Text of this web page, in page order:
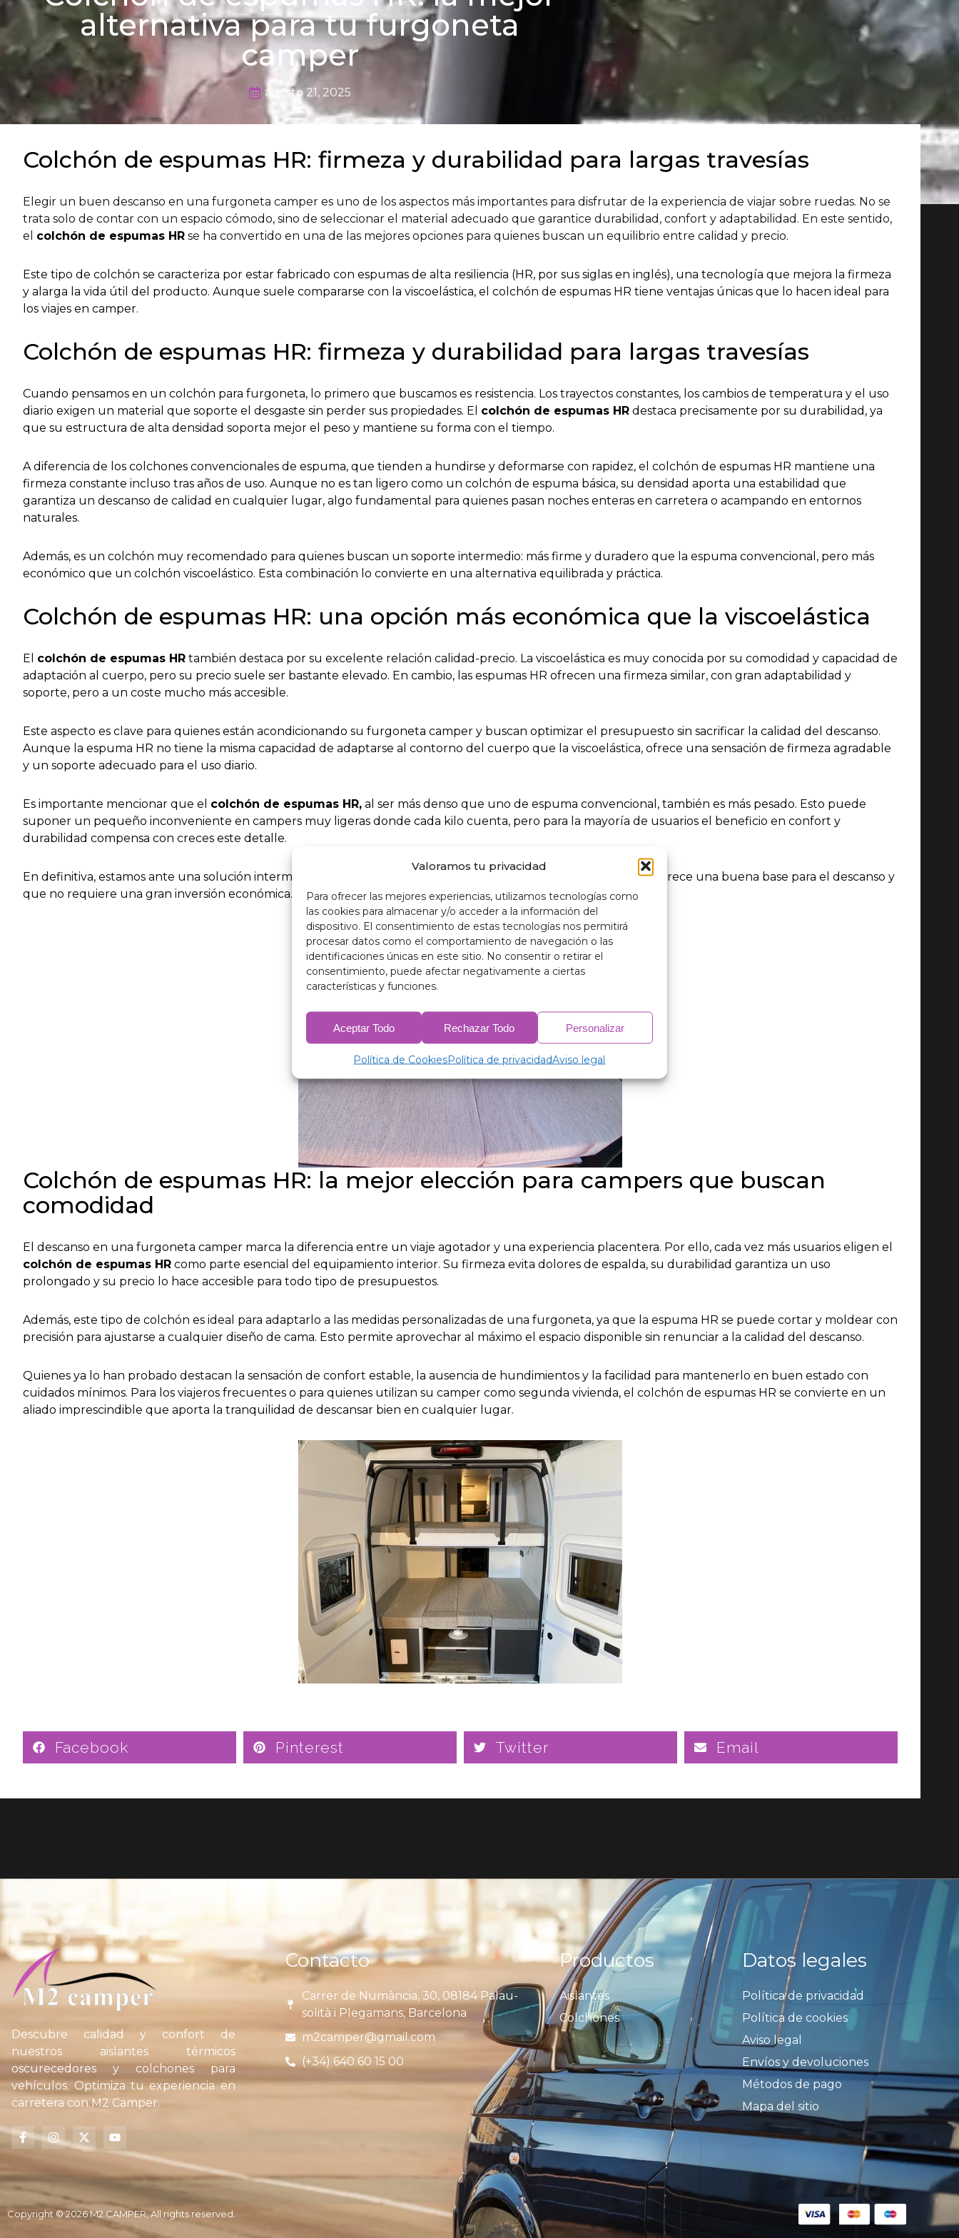
Valoramos tu privacidad
Para ofrecer las mejores experiencias, utilizamos tecnologías como
las cookies para almacenar y/o acceder a la información del
dispositivo. El consentimiento de estas tecnologías nos permitirá
procesar datos como el comportamiento de navegación o las
identificaciones únicas en este sitio. No consentir o retirar el
consentimiento, puede afectar negativamente a ciertas
características y funciones.
Aceptar Todo Rechazar Todo Personalizar
Política de CookiesPolítica de privacidadAviso legal
alternativa para tu furgoneta
camper
agosto 21, 2025
Colchón de espumas HR: firmeza y durabilidad para largas travesías
Elegir un buen descanso en una furgoneta camper es uno de los aspectos más importantes para disfrutar de la experiencia de viajar sobre ruedas. No se
trata solo de contar con un espacio cómodo, sino de seleccionar el material adecuado que garantice durabilidad, confort y adaptabilidad. En este sentido,
el colchón de espumas HR se ha convertido en una de las mejores opciones para quienes buscan un equilibrio entre calidad y precio.
Este tipo de colchón se caracteriza por estar fabricado con espumas de alta resiliencia (HR, por sus siglas en inglés), una tecnología que mejora la firmeza
y alarga la vida útil del producto. Aunque suele compararse con la viscoelástica, el colchón de espumas HR tiene ventajas únicas que lo hacen ideal para
los viajes en camper.
Colchón de espumas HR: firmeza y durabilidad para largas travesías
Cuando pensamos en un colchón para furgoneta, lo primero que buscamos es resistencia. Los trayectos constantes, los cambios de temperatura y el uso
diario exigen un material que soporte el desgaste sin perder sus propiedades. El colchón de espumas HR destaca precisamente por su durabilidad, ya
que su estructura de alta densidad soporta mejor el peso y mantiene su forma con el tiempo.
A diferencia de los colchones convencionales de espuma, que tienden a hundirse y deformarse con rapidez, el colchón de espumas HR mantiene una
firmeza constante incluso tras años de uso. Aunque no es tan ligero como un colchón de espuma básica, su densidad aporta una estabilidad que
garantiza un descanso de calidad en cualquier lugar, algo fundamental para quienes pasan noches enteras en carretera o acampando en entornos
naturales.
Además, es un colchón muy recomendado para quienes buscan un soporte intermedio: más firme y duradero que la espuma convencional, pero más
económico que un colchón viscoelástico. Esta combinación lo convierte en una alternativa equilibrada y práctica.
Colchón de espumas HR: una opción más económica que la viscoelástica
El colchón de espumas HR también destaca por su excelente relación calidad-precio. La viscoelástica es muy conocida por su comodidad y capacidad de
adaptación al cuerpo, pero su precio suele ser bastante elevado. En cambio, las espumas HR ofrecen una firmeza similar, con gran adaptabilidad y
soporte, pero a un coste mucho más accesible.
Este aspecto es clave para quienes están acondicionando su furgoneta camper y buscan optimizar el presupuesto sin sacrificar la calidad del descanso.
Aunque la espuma HR no tiene la misma capacidad de adaptarse al contorno del cuerpo que la viscoelástica, ofrece una sensación de firmeza agradable
y un soporte adecuado para el uso diario.
Es importante mencionar que el colchón de espumas HR, al ser más denso que uno de espuma convencional, también es más pesado. Esto puede
suponer un pequeño inconveniente en campers muy ligeras donde cada kilo cuenta, pero para la mayoría de usuarios el beneficio en confort y
durabilidad compensa con creces este detalle.
En definitiva, estamos ante una solución intermedia perfecta: un colchón que no se deforma con facilidad, que ofrece una buena base para el descanso y
que no requiere una gran inversión económica.
Colchón de espumas HR: la mejor elección para campers que buscan
comodidad
El descanso en una furgoneta camper marca la diferencia entre un viaje agotador y una experiencia placentera. Por ello, cada vez más usuarios eligen el
colchón de espumas HR como parte esencial del equipamiento interior. Su firmeza evita dolores de espalda, su durabilidad garantiza un uso
prolongado y su precio lo hace accesible para todo tipo de presupuestos.
Además, este tipo de colchón es ideal para adaptarlo a las medidas personalizadas de una furgoneta, ya que la espuma HR se puede cortar y moldear con
precisión para ajustarse a cualquier diseño de cama. Esto permite aprovechar al máximo el espacio disponible sin renunciar a la calidad del descanso.
Quienes ya lo han probado destacan la sensación de confort estable, la ausencia de hundimientos y la facilidad para mantenerlo en buen estado con
cuidados mínimos. Para los viajeros frecuentes o para quienes utilizan su camper como segunda vivienda, el colchón de espumas HR se convierte en un
aliado imprescindible que aporta la tranquilidad de descansar bien en cualquier lugar.
Facebook Pinterest Twitter Email
Descubre calidad y confort de
nuestros aislantes térmicos
oscurecedores y colchones para
vehículos. Optimiza tu experiencia en
carretera con M2 Camper.
Contacto
Carrer de Numància, 30, 08184 Palau-
solità i Plegamans, Barcelona
m2camper@gmail.com
(+34) 640 60 15 00
Productos
Aislantes
Colchones
Datos legales
Política de privacidad
Política de cookies
Aviso legal
Envíos y devoluciones
Métodos de pago
Mapa del sitio
Copyright © 2026 M2 CAMPER, All rights reserved.